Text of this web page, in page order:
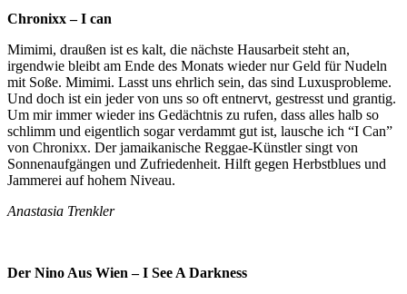
Chronixx – I can
Mimimi, draußen ist es kalt, die nächste Hausarbeit steht an,
irgendwie bleibt am Ende des Monats wieder nur Geld für Nudeln
mit Soße. Mimimi. Lasst uns ehrlich sein, das sind Luxusprobleme.
Und doch ist ein jeder von uns so oft entnervt, gestresst und grantig.
Um mir immer wieder ins Gedächtnis zu rufen, dass alles halb so
schlimm und eigentlich sogar verdammt gut ist, lausche ich “I Can”
von Chronixx. Der jamaikanische Reggae-Künstler singt von
Sonnenaufgängen und Zufriedenheit. Hilft gegen Herbstblues und
Jammerei auf hohem Niveau.
Anastasia Trenkler
Der Nino Aus Wien – I See A Darkness